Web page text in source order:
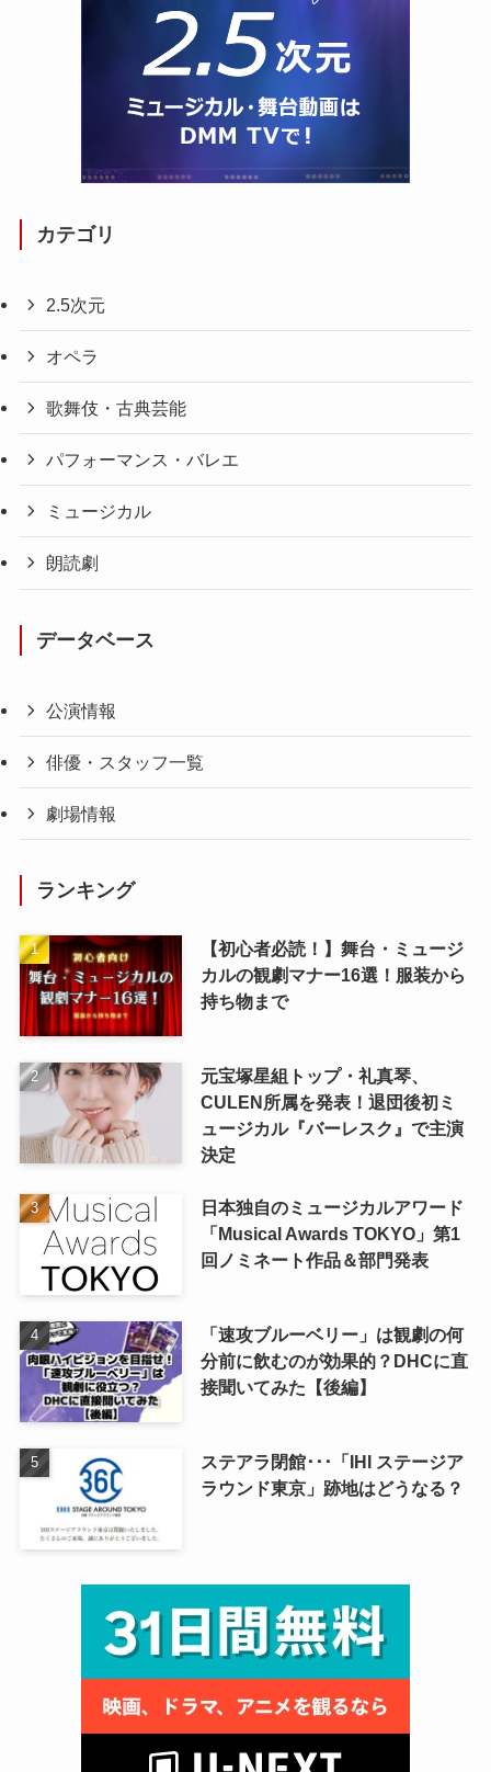
カテゴリ
2.5次元
オペラ
歌舞伎・古典芸能
パフォーマンス・バレエ
ミュージカル
朗読劇
データベース
公演情報
俳優・スタッフ一覧
劇場情報
ランキング
【初心者必読！】舞台・ミュージ
カルの観劇マナー16選！服装から
持ち物まで
元宝塚星組トップ・礼真琴、
CULEN所属を発表！退団後初ミ
ュージカル『バーレスク』で主演
決定
日本独自のミュージカルアワード
「Musical Awards TOKYO」第1
回ノミネート作品＆部門発表
「速攻ブルーベリー」は観劇の何
分前に飲むのが効果的？DHCに直
接聞いてみた【後編】
ステアラ閉館･･･「IHI ステージア
ラウンド東京」跡地はどうなる？